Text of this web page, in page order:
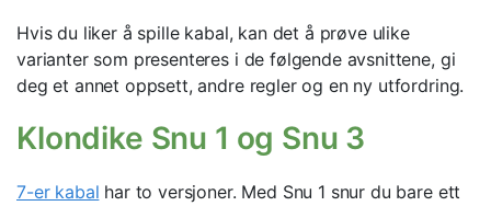
Hvis du liker å spille kabal, kan det å prøve ulike
varianter som presenteres i de følgende avsnittene, gi
deg et annet oppsett, andre regler og en ny utfordring.
Klondike Snu 1 og Snu 3
7-er kabal har to versjoner. Med Snu 1 snur du bare ett